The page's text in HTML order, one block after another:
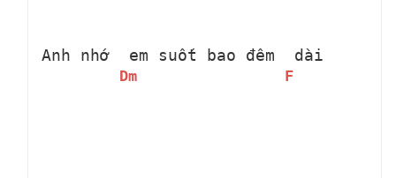
Anh nhớ
Dm
em suốt bao đêm
F
dài